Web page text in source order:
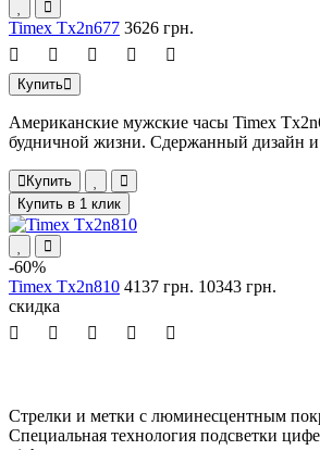
Timex Tx2n677 3626 грн.
Купить
Американские мужские часы Timex
будничной жизни. Сдержанный дизайн
Купить
Купить в 1 клик
-60%
Timex Tx2n810 4137 грн. 10343 грн.
скидка
Стрелки и метки с люминесцентным
Специальная технология подсветки